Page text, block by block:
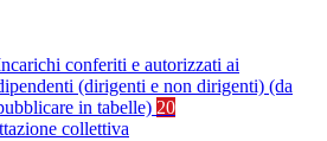
conferiti e autorizzati ai
(dirigenti e non dirigenti) (da
in tabelle) 20
collettiva